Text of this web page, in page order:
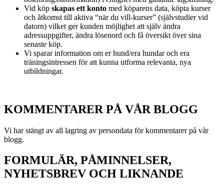
Vid köp skapas ett konto med köparens data, köpta kurser
och åtkomst till aktiva “när du vill-kurser” (självstudier vid
datorn) vilket ger kunden möjlighet att själv ändra
adressuppgifter, ändra lösenord och få översikt över sina
senaste köp.
Vi sparar information om er hund/era hundar och era
träningsintressen för att kunna utforma relevanta, nya
utbildningar.
KOMMENTARER PÅ VÅR BLOGG
Vi har stängt av all lagring av persondata för kommentarer på vår
blogg.
FORMULÄR, PÅMINNELSER,
NYHETSBREV OCH LIKNANDE